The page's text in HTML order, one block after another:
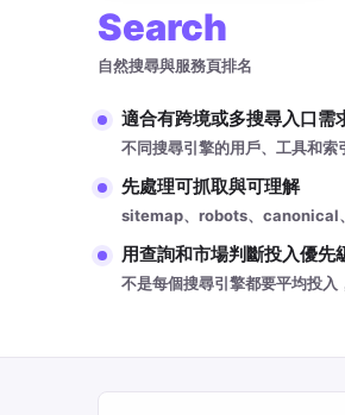
Search
自然搜尋與服務頁排名
適合有跨境或多搜尋入口需
不同搜尋引擎的用戶、工具和索
先處理可抓取與可理解
sitemap、robots、canonical、
用查詢和市場判斷投入優先
不是每個搜尋引擎都要平均投入